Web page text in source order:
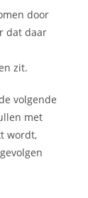
door
dat daar
zit.
volgende
met
wordt,